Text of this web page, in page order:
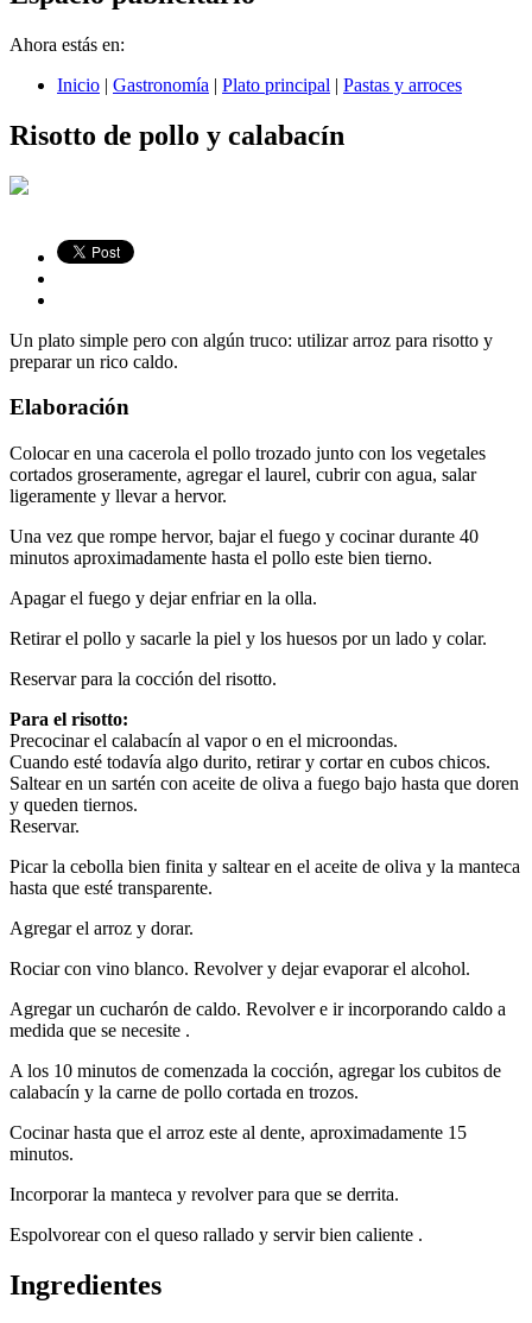
Ahora estás en:
Inicio | Gastronomía | Plato principal | Pastas y arroces
Risotto de pollo y calabacín
Un plato simple pero con algún truco: utilizar arroz para risotto y
preparar un rico caldo.
Elaboración
Colocar en una cacerola el pollo trozado junto con los vegetales
cortados groseramente, agregar el laurel, cubrir con agua, salar
ligeramente y llevar a hervor.
Una vez que rompe hervor, bajar el fuego y cocinar durante 40
minutos aproximadamente hasta el pollo este bien tierno.
Apagar el fuego y dejar enfriar en la olla.
Retirar el pollo y sacarle la piel y los huesos por un lado y colar.
Reservar para la cocción del risotto.
Para el risotto:
Precocinar el calabacín al vapor o en el microondas.
Cuando esté todavía algo durito, retirar y cortar en cubos chicos.
Saltear en un sartén con aceite de oliva a fuego bajo hasta que doren
y queden tiernos.
Reservar.
Picar la cebolla bien finita y saltear en el aceite de oliva y la manteca
hasta que esté transparente.
Agregar el arroz y dorar.
Rociar con vino blanco. Revolver y dejar evaporar el alcohol.
Agregar un cucharón de caldo. Revolver e ir incorporando caldo a
medida que se necesite .
A los 10 minutos de comenzada la cocción, agregar los cubitos de
calabacín y la carne de pollo cortada en trozos.
Cocinar hasta que el arroz este al dente, aproximadamente 15
minutos.
Incorporar la manteca y revolver para que se derrita.
Espolvorear con el queso rallado y servir bien caliente .
Ingredientes